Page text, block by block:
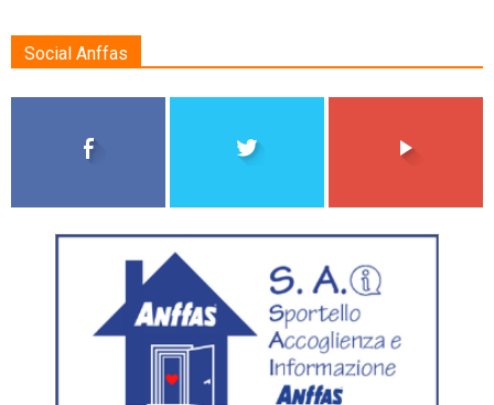
Social Anffas